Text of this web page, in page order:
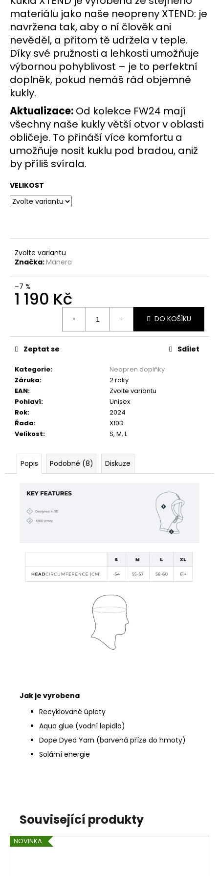
materiálu jako naše neopreny XTEND: je
navržena tak, aby o ní člověk ani
nevěděl, a přitom tě udržela v teple.
Díky své pružnosti a lehkosti umožňuje
výbornou pohyblivost – je to perfektní
doplněk, pokud nemáš rád objemné
kukly.
Aktualizace: Od kolekce FW24 mají
všechny naše kukly větší otvor v oblasti
obličeje. To přináší více komfortu a
umožňuje nosit kuklu pod bradou, aniž
by příliš svírala.
VELIKOST
Zvolte variantu
Značka:Manera
–7 %
1 190 Kč
DO KOŠÍKU
Kategorie:
Neopren doplňky
Záruka:
2 roky
EAN:
Zvolte variantu
Pohlaví:
Unisex
Rok:
2024
Řada:
X10D
Velikost: S, M, L
Zeptat se Sdílet
Popis Podobné (8) Diskuze
Jak je vyrobena
Recyklované úplety
Aqua glue (vodní lepidlo)
Dope Dyed Yarn (barvená příze do hmoty)
Solární energie
Související produkty
NOVINKA
u
j
e
m
e